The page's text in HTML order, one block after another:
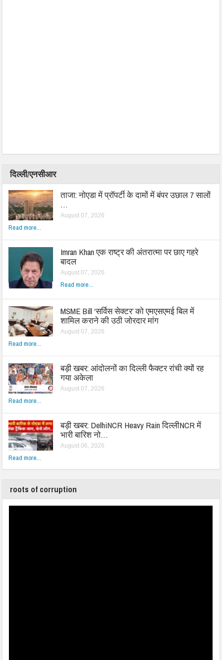
दिल्ली/एनसीआर
ताजा: नोएडा में प्रॉपर्टी के दामों में बंपर उछाल 7 सालों
…
August 07, 2026
Read more...
Imran Khan एक राष्ट्र की अंतरात्मा पर छाए गहरे
बादल
August 07, 2026
Read more...
MSME Bill ‘सर्विस सेक्टर’ को एमएसएमई बिल में
शामिल कराने की उठी जोरदार मांग
August 07, 2026
Read more...
बड़ी खबर: आंदोलनों का दिल्ली फैक्टर रांची क्यों रह
गया अकेला
August 07, 2026
Read more...
बड़ी खबर: DelhiNCR Heavy Rain दिल्लीNCR में
भारी बारिश नो…
August 06, 2026
Read more...
roots of corruption